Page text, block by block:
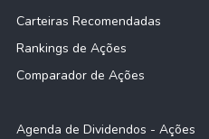
Carteiras Recomendadas
Rankings de Ações
Comparador de Ações
Agenda de Dividendos - Ações